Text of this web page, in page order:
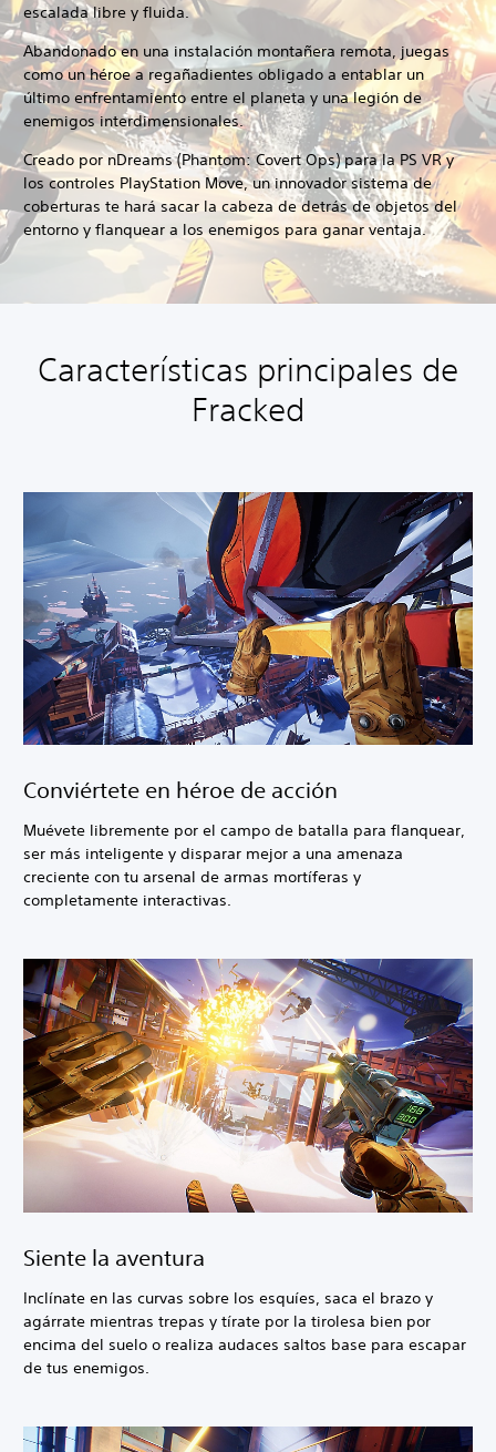
escalada libre y fluida.
Abandonado en una instalación montañera remota, juegas
como un héroe a regañadientes obligado a entablar un
último enfrentamiento entre el planeta y una legión de
enemigos interdimensionales.
Creado por nDreams (Phantom: Covert Ops) para la PS VR y
los controles PlayStation Move, un innovador sistema de
coberturas te hará sacar la cabeza de detrás de objetos del
entorno y flanquear a los enemigos para ganar ventaja.
Características principales de
Fracked
Conviértete en héroe de acción
Muévete libremente por el campo de batalla para flanquear,
ser más inteligente y disparar mejor a una amenaza
creciente con tu arsenal de armas mortíferas y
completamente interactivas.
Siente la aventura
Inclínate en las curvas sobre los esquíes, saca el brazo y
agárrate mientras trepas y tírate por la tirolesa bien por
encima del suelo o realiza audaces saltos base para escapar
de tus enemigos.